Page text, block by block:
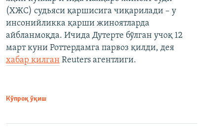
(ХЖС) судьяси қаршисига чиқарилади – у
инсонийликка қарши жиноятларда
айбланмоқда. Ичида Дутерте бўлган учоқ 12
март куни Роттердамга парвоз қилди, дея
хабар қилган Reuters агентлиги.
Кўпроқ ўқиш